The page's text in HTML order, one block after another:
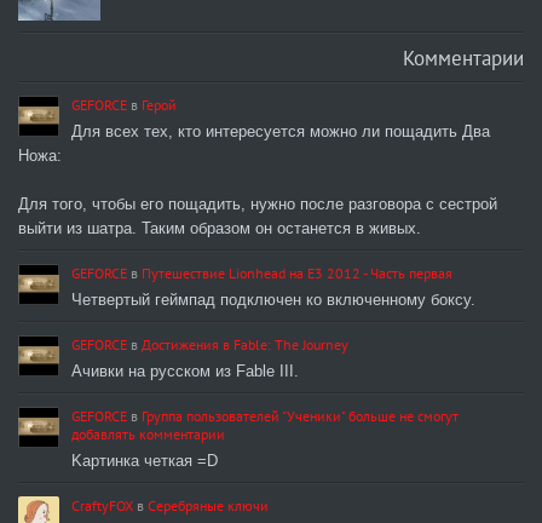
Комментарии
GEFORCE в Герой
Для всех тех, кто интересуется можно ли пощадить Два
Ножа:
Для того, чтобы его пощадить, нужно после разговора с сестрой
выйти из шатра. Таким образом он останется в живых.
GEFORCE в Путешествие Lionhead на E3 2012 - Часть первая
Четвертый геймпад подключен ко включенному боксу.
GEFORCE в Достижения в Fable: The Journey
Ачивки на русском из Fable III.
GEFORCE в Группа пользователей "Ученики" больше не смогут
добавлять комментарии
Kартинка четкая =D
CraftyFOX в Серебряные ключи